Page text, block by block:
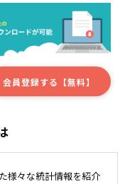
会員登録する【無料】
様々な統計情報を紹介